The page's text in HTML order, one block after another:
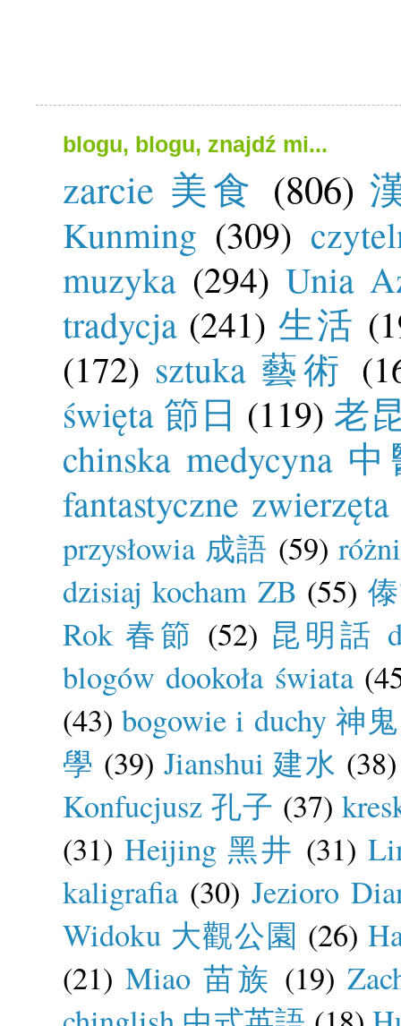
blogu, blogu, znajdź mi...
zarcie 美食 (806)
Kunming (309)
muzyka (294) Unia
tradycja (241) 生活
(172) sztuka 藝術
święta 節日 (119) 老
chinska medycyna
fantastyczne zwierzęta
przysłowia 成語 (59)
dzisiaj kocham ZB (55)
Rok 春節 (52) 昆明話
blogów dookoła świata
(43) bogowie i duchy 神鬼
學 (39) Jianshui 建水 (38)
Konfucjusz 孔子 (37)
(31) Heijing 黑井 (31)
kaligrafia (30) Jezioro
Widoku 大觀公園 (26)
(21) Miao 苗族 (19)